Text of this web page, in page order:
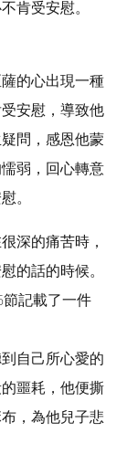
肯受安慰。
的心出現一種
安慰，導致他
問，感恩他蒙
弱，回心轉意
。
深的痛苦時，
的話的時候。
節記載了一件
自己所心愛的
噩耗，他便撕
，為他兒子悲